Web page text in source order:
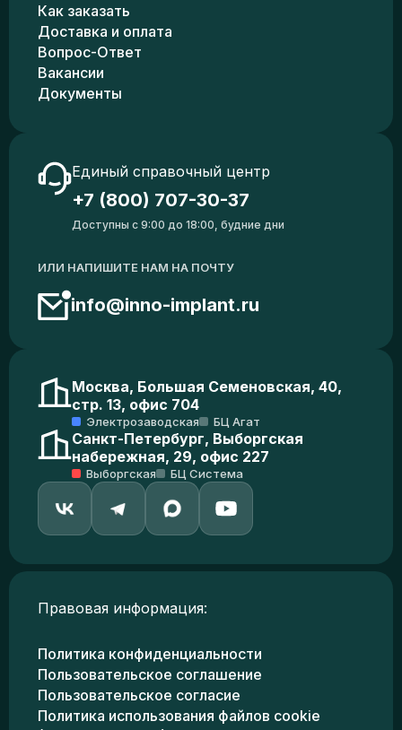
Как заказать
Доставка и оплата
Вопрос-Ответ
Вакансии
Документы
Единый справочный центр
+7 (800) 707-30-37
Доступны с 9:00 до 18:00, будние дни
ИЛИ НАПИШИТЕ НАМ НА ПОЧТУ
info@inno-implant.ru
Москва, Большая Семеновская, 40,
стр. 13, офис 704
Электрозаводская БЦ Агат
Санкт-Петербург, Выборгская
набережная, 29, офис 227
Выборгская БЦ Система
Правовая информация:
Политика конфиденциальности
Пользовательское соглашение
Пользовательское согласие
Политика использования файлов cookie